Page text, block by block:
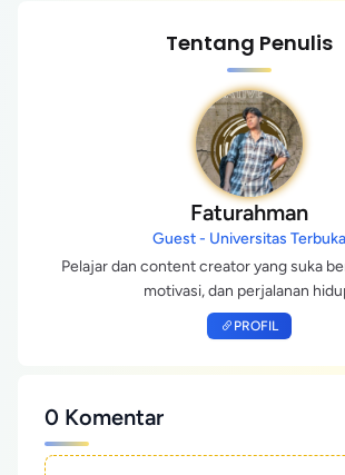
Tentang Penulis
Faturahman
Guest - Universitas Terbuka
Pelajar dan content creator yang suka
motivasi, dan perjalanan
PROFIL
0 Komentar